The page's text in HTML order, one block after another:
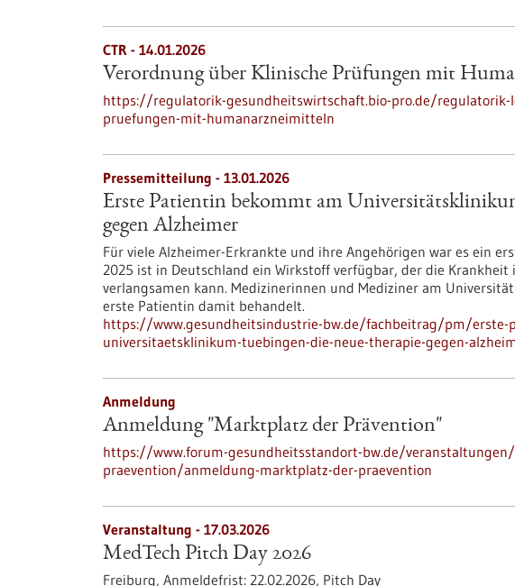
CTR - 14.01.2026
Verordnung über Klinische Prüfungen mit
https://regulatorik-gesundheitswirtschaft.bio-pro.de/regulatorik-
pruefungen-mit-humanarzneimitteln
Pressemitteilung - 13.01.2026
Erste Patientin bekommt am
gegen Alzheimer
Für viele Alzheimer-Erkrankte und ihre Angehörigen war es ein
2025 ist in Deutschland ein Wirkstoff verfügbar, der die
verlangsamen kann. Medizinerinnen und Mediziner am
erste Patientin damit behandelt.
https://www.gesundheitsindustrie-bw.de/fachbeitrag/pm/erste-
universitaetsklinikum-tuebingen-die-neue-therapie-gegen-
Anmeldung
Anmeldung "Marktplatz der Prävention"
https://www.forum-gesundheitsstandort-bw.de/
praevention/anmeldung-marktplatz-der-praevention
Veranstaltung - 17.03.2026
MedTech Pitch Day 2026
Freiburg, Anmeldefrist: 22.02.2026, Pitch Day